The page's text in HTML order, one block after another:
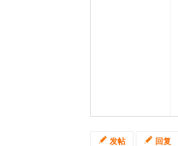
发帖 回复